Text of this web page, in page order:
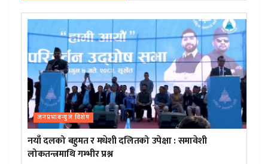
जनप्रभाबन्युज विशेष
नयाँ दलको बहुमत र मधेशी दलितको उपेक्षा : समावेशी
लोकतन्त्रमाथि गम्भीर प्रश्न